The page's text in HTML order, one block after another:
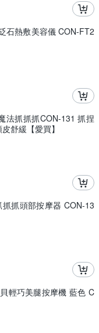
石熱敷美容儀 CON-FT2
法抓抓抓CON-131 抓捏
舒緩【愛買】
抓頭部按摩器 CON-13
輕巧美腿按摩機 藍色 C